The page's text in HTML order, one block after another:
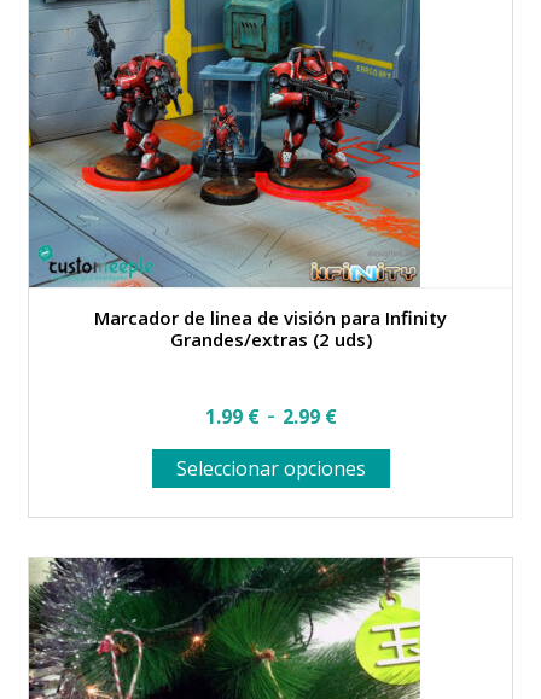
Marcador de linea de visión para Infinity
Grandes/extras (2 uds)
1.99 € - 2.99 €Rango
de
precios:
desde
1.99 €
hasta
2.99 €
Seleccionar opciones
producto
variantes.
Las
opciones
se
pueden
elegir